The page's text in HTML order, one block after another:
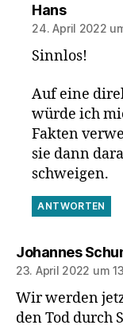
Hanssagt:
24. April 2022
Sinnlos!
Auf eine
würde ich
Fakten
sie dann
schweigen.
ANTWORTEN
Johannes
23. April 2022 um
Wir werden
den Tod durch